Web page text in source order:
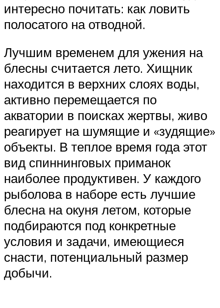
интересно почитать: как ловить
полосатого на отводной.
Лучшим временем для ужения на
блесны считается лето. Хищник
находится в верхних слоях воды,
активно перемещается по
акватории в поисках жертвы, живо
реагирует на шумящие и «зудящие»
объекты. В теплое время года этот
вид спиннинговых приманок
наиболее продуктивен. У каждого
рыболова в наборе есть лучшие
блесна на окуня летом, которые
подбираются под конкретные
условия и задачи, имеющиеся
снасти, потенциальный размер
добычи.